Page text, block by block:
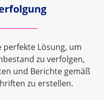
perfekte Lösung, um
zu verfolgen,
und Berichte gemäß
zu erstellen.